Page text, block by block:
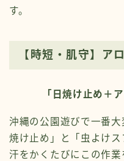
す。
【時短・肌守】ア
「日焼け止め＋
沖縄の公園遊びで一番
焼け止め」と「虫よけス
汗をかくたびにこの作